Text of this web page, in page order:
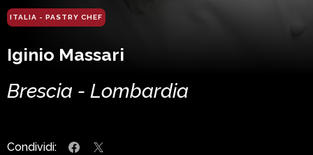
ITALIA - PASTRY CHEF
Iginio Massari
Brescia - Lombardia
Condividi: